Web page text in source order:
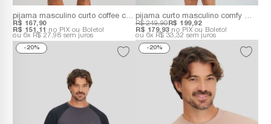
pijama masculino curto coffee club em 100% algodão | acompanha copo para café personalizado
R$ 151,11 no PIX ou Boleto!
R$ 167,90
6x R$ 27,98 sem juros
pijama curto masculino comfy mood | blusa em 100% algodão e bermuda em molecotton
R$ 179,93no PIX ou Boleto!
R$ 249,90R$ 199,92
6x R$ 33,32 sem juros
20% 20%